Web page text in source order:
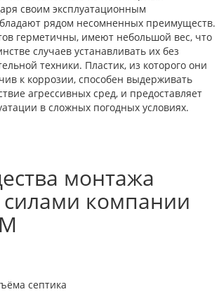
своим эксплуатационным
рядом несомненных преимуществ.
герметичны, имеют небольшой вес, что
случаев устанавливать их без
техники. Пластик, из которого они
к коррозии, способен выдерживать
агрессивных сред, и предоставляет
в сложных погодных условиях.
монтажа
силами компании
септика